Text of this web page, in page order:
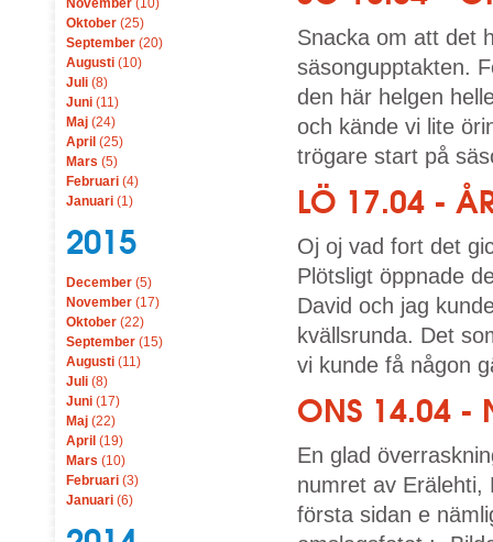
November (10)
Oktober (25)
September (20)
Augusti (10)
Juli (8)
Juni (11)
Maj (24)
April (25)
Mars (5)
Februari (4)
Januari (1)
2015
December (5)
November (17)
Oktober (22)
September (15)
Augusti (11)
Juli (8)
Juni (17)
Maj (22)
April (19)
Mars (10)
Februari (3)
Januari (6)
Snacka om att det
säsongupptakten.
den här helgen
och kände vi lite
trögare start på
LÖ 17.04 -
Oj oj vad fort det
Plötsligt öppnade
David och jag
kvällsrunda. Det
vi kunde få någon
ONS 14.04 -
En glad
numret av Erälehti,
första sidan e